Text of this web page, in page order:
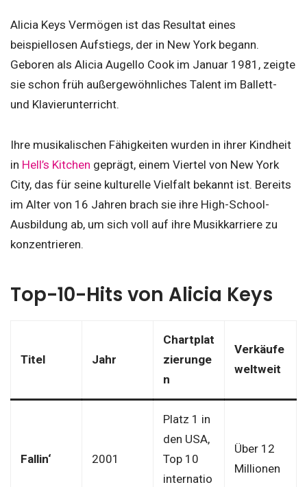
Alicia Keys Vermögen ist das Resultat eines
beispiellosen Aufstiegs, der in New York begann.
Geboren als Alicia Augello Cook im Januar 1981, zeigte
sie schon früh außergewöhnliches Talent im Ballett-
und Klavierunterricht.
Ihre musikalischen Fähigkeiten wurden in ihrer Kindheit
in Hell’s Kitchen geprägt, einem Viertel von New York
City, das für seine kulturelle Vielfalt bekannt ist. Bereits
im Alter von 16 Jahren brach sie ihre High-School-
Ausbildung ab, um sich voll auf ihre Musikkarriere zu
konzentrieren.
Top-10-Hits von Alicia Keys
Titel Jahr
Chartplat
zierunge
n
Verkäufe
weltweit
Fallin‘ 2001
Platz 1 in
den USA,
Top 10
internatio
Über 12
Millionen